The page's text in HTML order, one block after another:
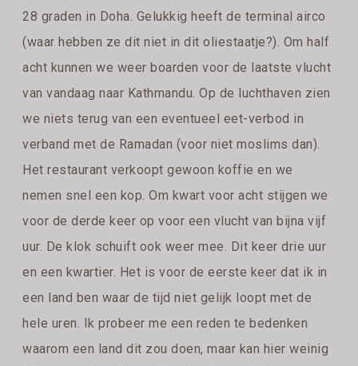
28 graden in Doha. Gelukkig heeft de terminal airco
(waar hebben ze dit niet in dit oliestaatje?). Om half
acht kunnen we weer boarden voor de laatste vlucht
van vandaag naar Kathmandu. Op de luchthaven zien
we niets terug van een eventueel eet-verbod in
verband met de Ramadan (voor niet moslims dan).
Het restaurant verkoopt gewoon koffie en we
nemen snel een kop. Om kwart voor acht stijgen we
voor de derde keer op voor een vlucht van bijna vijf
uur. De klok schuift ook weer mee. Dit keer drie uur
en een kwartier. Het is voor de eerste keer dat ik in
een land ben waar de tijd niet gelijk loopt met de
hele uren. Ik probeer me een reden te bedenken
waarom een land dit zou doen, maar kan hier weinig